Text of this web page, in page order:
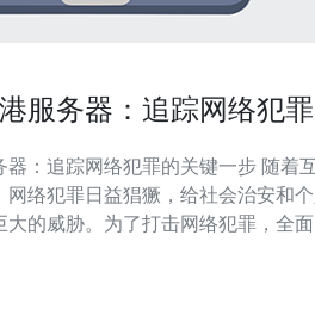
服务器：追踪网络犯
追踪网络犯罪的关键一步 随着互联
网络犯罪日益猖獗，给社会治安和个
大的威胁。为了打击网络犯罪，全面
通缉香港服务器的重要性以及其对